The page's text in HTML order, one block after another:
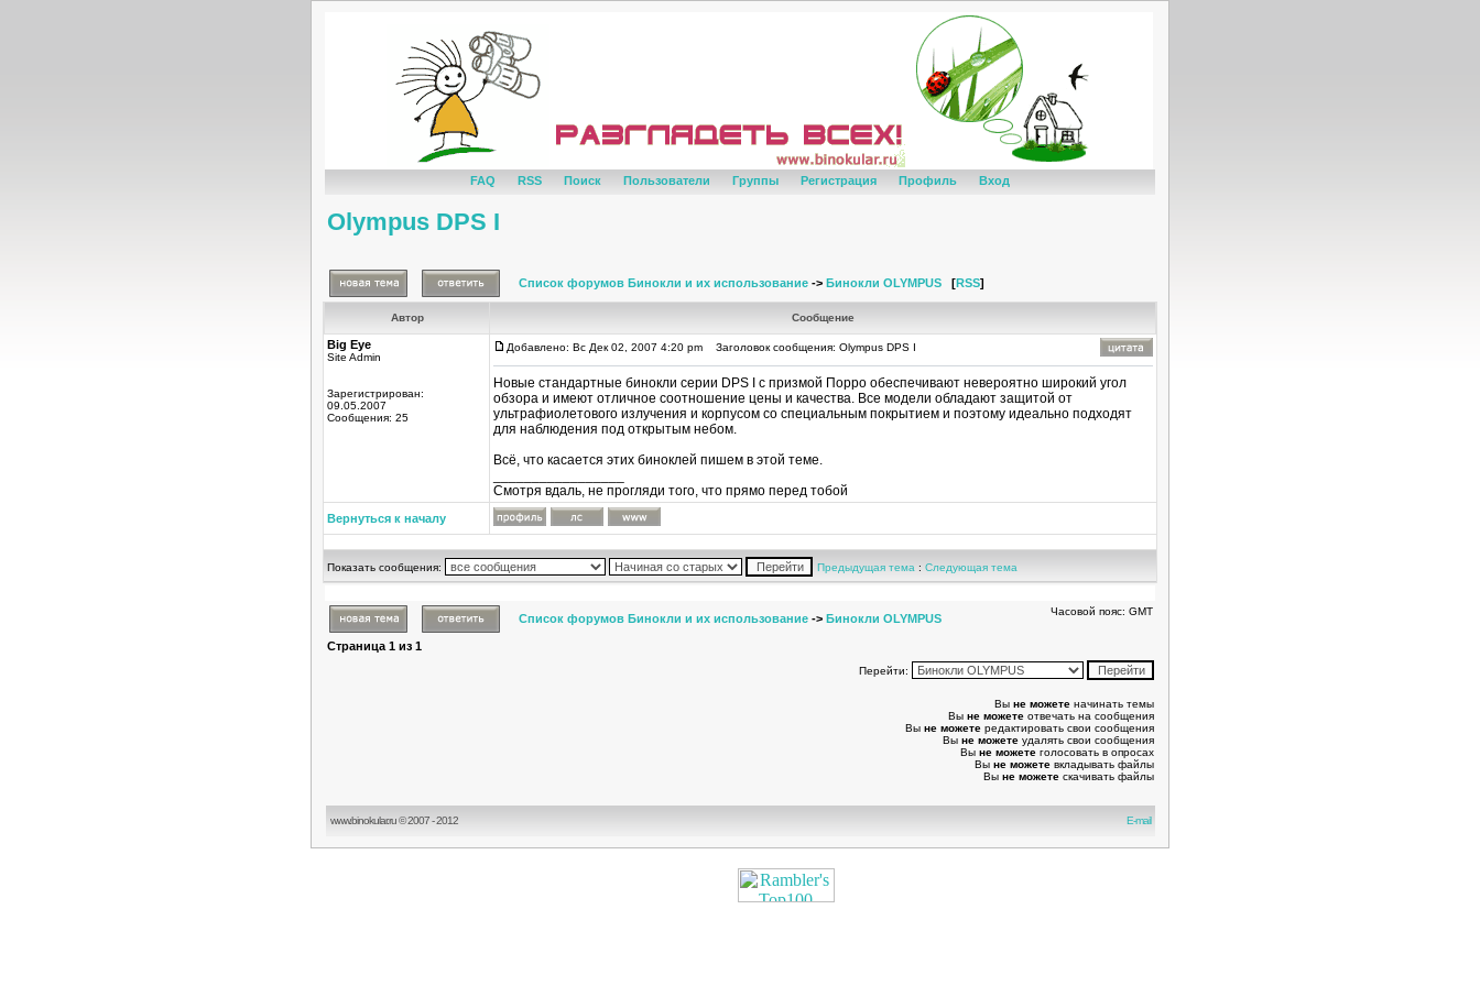
FAQ RSS Поиск Пользователи Группы Регистрация Профиль Вход
Olympus DPS I
Список форумов Бинокли и их использование -> Бинокли OLYMPUS [RSS]
Автор Сообщение
Big Eye
Site Admin
Зарегистрирован:
09.05.2007
Сообщения: 25
Добавлено: Вс Дек 02, 2007 4:20 pm Заголовок сообщения: Olympus DPS I
Новые стандартные бинокли серии DPS I с призмой Порро обеспечивают невероятно широкий угол
обзора и имеют отличное соотношение цены и качества. Все модели обладают защитой от
ультрафиолетового излучения и корпусом со специальным покрытием и поэтому идеально подходят
для наблюдения под открытым небом.
Всё, что касается этих биноклей пишем в этой теме.
Смотря вдаль, не прогляди того, что прямо перед тобой
Вернуться к началу
Показать сообщения: Предыдущая тема : Следующая тема
Список форумов Бинокли и их использование -> Бинокли OLYMPUS
Часовой пояс: GMT
Страница 1 из 1
Перейти:
Вы не можете начинать темы
Вы не можете отвечать на сообщения
Вы не можете редактировать свои сообщения
Вы не можете удалять свои сообщения
Вы не можете голосовать в опросах
Вы не можете вкладывать файлы
Вы не можете скачивать файлы
www.binokular.ru © 2007 - 2012 E-mail